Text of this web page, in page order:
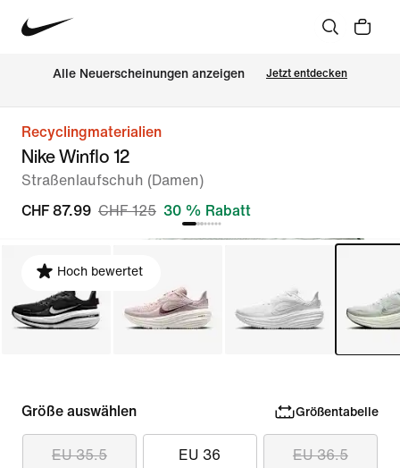
Alle Neuerscheinungen anzeigen Jetzt entdecken
Recyclingmaterialien
Nike Winflo 12
Straßenlaufschuh (Damen)
CHF 87.99 CHF 125 30 % Rabatt
Hoch bewertet
Größe auswählen Größentabelle
EU 35.5 EU 36 EU 36.5